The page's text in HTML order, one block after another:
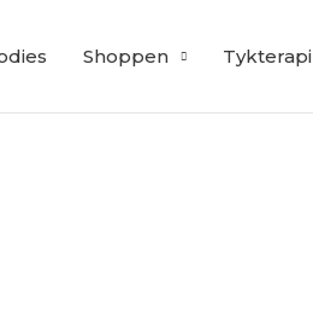
Shoppen Tykterapi